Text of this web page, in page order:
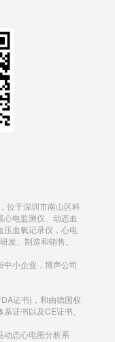
位于深圳市南山区科
电监测仪、动态血
压血氧记录仪，心电
发、制造和销售。
小企业，博声公司
证书)，和由德国权
证书以及CE证书。
动态心电图分析系